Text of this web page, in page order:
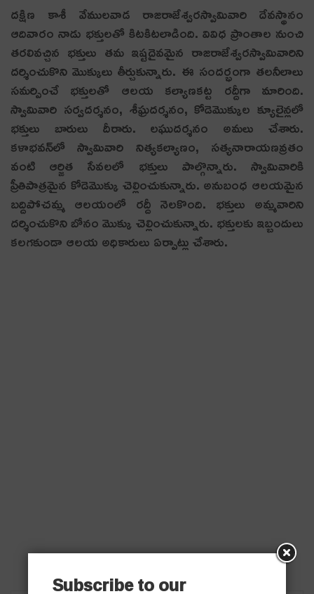
దక్షిణ కాశీ వేములవాడ రాజరాజేశ్వరస్వామివారి దేవస్థానం
ఆదివారం నాడు భక్తులతో కిటకిటలాడింది. వివిధ ప్రాంతాల నుంచి
తరలివచ్చిన భక్తులు తమ ఇష్టదైవమైన రాజరాజేశ్వరస్వామివారిని
దర్శించుకొని మొక్కులు తీర్చుకున్నారు. ఈ సందర్భంగా తలనీలాలు
సమర్పించే భక్తులతో ఆలయ కల్యాణకట్ట రద్దీగా మారింది.
స్వామివారి సర్వదర్శనం, శీఘ్రదర్శనం, కోడెమొక్కుల క్యూలైన్లలో
భక్తులు బారులు దీరారు. లఘుదర్శనం అమలు చేశారు.
కళాభవన్‌లో స్వామివారి నిత్యకల్యాణం, సత్యనారాయణవ్రతం
వంటి ఆర్జిత సేవలలో భక్తులు పాల్గొన్నారు. స్వామివారికి
ప్రీతిపాత్రమైన కోడెమొక్కు చెల్లించుకున్నారు. అనుబంధ ఆలయమైన
బద్దిపోచమ్మ ఆలయంలో ర‌ద్దీ నెల‌కొంది. భ‌క్తులు అమ్మవారిని
దర్శించుకొని బోనం మొక్కు చెల్లించుకున్నారు. భక్తులకు ఇబ్బందులు
కలగకుండా ఆలయ అధికారులు ఏర్పాట్లు చేశారు.
Subscribe to our